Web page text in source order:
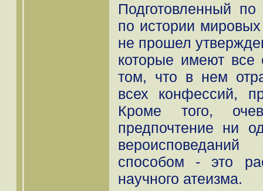
Подготовленный по
по истории
не прошел
которые имеют все
том, что в нем
всех конфессий,
Кроме того,
предпочтение ни
способом - это
научного атеизма.